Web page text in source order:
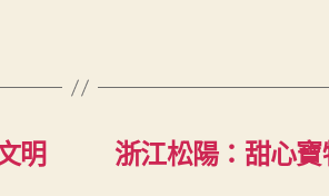
明
浙江松陽：甜心